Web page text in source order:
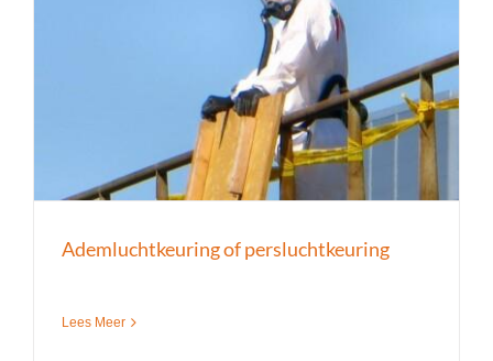
Ademluchtkeuring of persluchtkeuring
Lees Meer